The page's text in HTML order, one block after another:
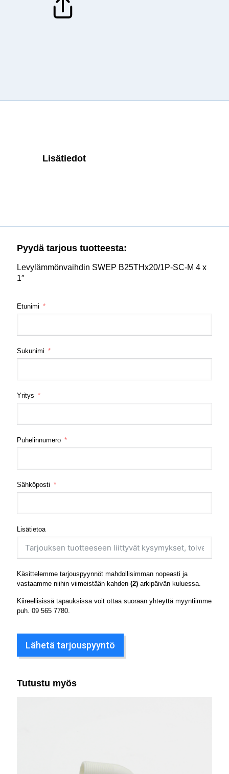
Lisätiedot
Pyydä tarjous tuotteesta:
Levylämmönvaihdin SWEP B25THx20/1P-SC-M 4 x
1″
Etunimi
Sukunimi
Yritys
Puhelinnumero
Sähköposti
Lisätietoa
Käsittelemme tarjouspyynnöt mahdollisimman nopeasti ja
vastaamme niihin viimeistään kahden (2) arkipäivän kuluessa.
Kiireellisissä tapauksissa voit ottaa suoraan yhteyttä myyntiimme
puh. 09 565 7780
Lähetä tarjouspyyntö
Tutustu myös